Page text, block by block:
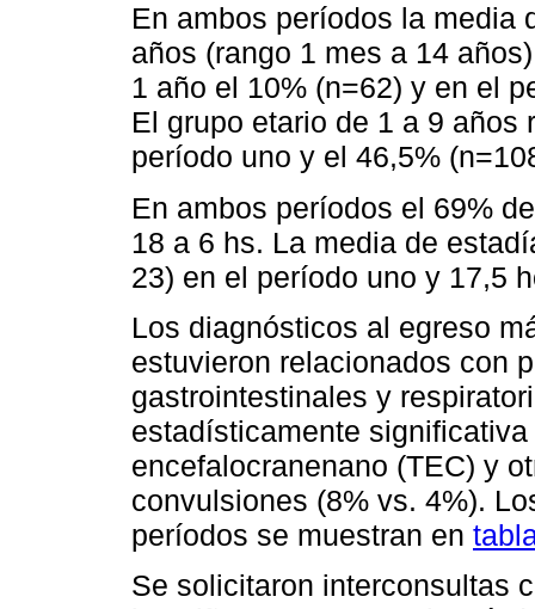
En ambos períodos la media
años (rango 1 mes a 14
1 año el 10% (n=62) y en el
El grupo etario de 1 a 9 años
período uno y el 46,5%
En ambos períodos el 69%
18 a 6 hs. La media de
23) en el período uno y 17,5
Los diagnósticos al egreso
estuvieron relacionados con
gastrointestinales y
estadísticamente
encefalocranenano (TEC) y
convulsiones (8% vs. 4%).
períodos se muestran en
Se solicitaron interconsultas